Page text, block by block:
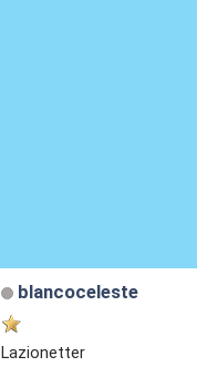
blancoceleste
Lazionetter